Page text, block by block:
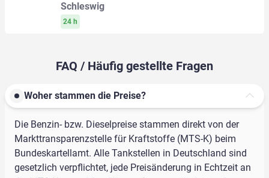
Schleswig
24 h
FAQ / Häufig gestellte Fragen
Woher stammen die Preise?
Die Benzin- bzw. Dieselpreise stammen direkt von der
Markttransparenzstelle für Kraftstoffe (MTS-K) beim
Bundeskartellamt. Alle Tankstellen in Deutschland sind
gesetzlich verpflichtet, jede Preisänderung in Echtzeit an